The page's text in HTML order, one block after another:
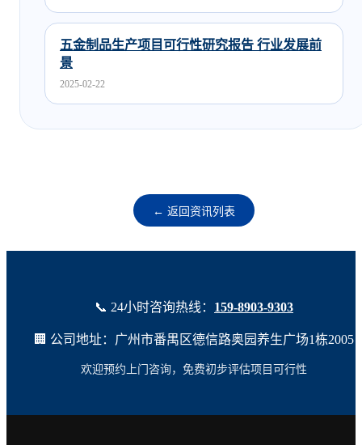
五金制品生产项目可行性研究报告 行业发展前
景
2025-02-22
← 返回资讯列表
📞 24小时咨询热线： 159-8903-9303
🏢 公司地址：广州市番禺区德信路奥园养生广场1栋2005
欢迎预约上门咨询，免费初步评估项目可行性